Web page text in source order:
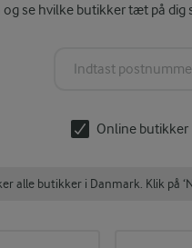
og se hvilke butikker tæt på dig
Online butikker
alle butikker i Danmark. Klik på